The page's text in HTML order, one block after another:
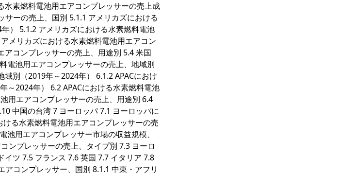
素燃料電池用エアコンプレッサーの売上成
ーの売上、国別 5.1.1 アメリカズにおける
） 5.1.2 アメリカズにおける水素燃料電池
メリカズにおける水素燃料電池用エアコン
コンプレッサーの売上、用途別 5.4 米国
電池用エアコンプレッサーの売上、地域別
別（2019年～2024年） 6.1.2 APACにおけ
～2024年） 6.2 APACにおける水素燃料電池
用エアコンプレッサーの売上、用途別 6.4
中国の台湾 7 ヨーロッパ 7.1 ヨーロッパに
る水素燃料電池用エアコンプレッサーの売
用エアコンプレッサー市場の収益規模、
ンプレッサーの売上、タイプ別 7.3 ヨーロ
ツ 7.5 フランス 7.6 英国 7.7 イタリア 7.8
コンプレッサー、国別 8.1.1 中東・アフリ